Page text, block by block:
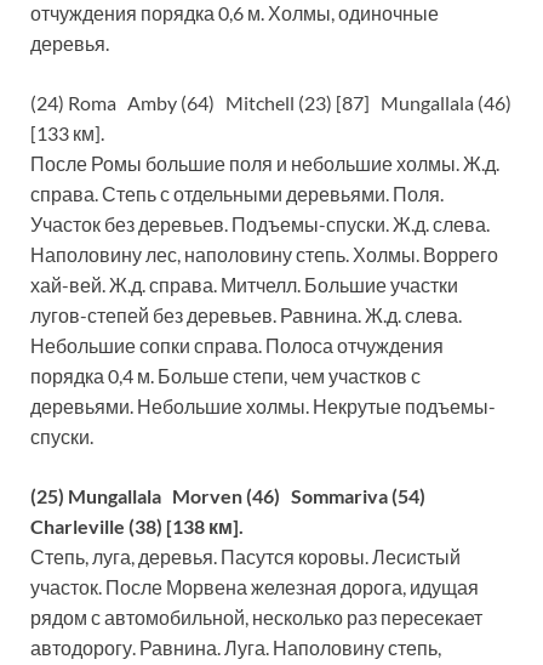
отчуждения порядка 0,6 м. Холмы, одиночные
деревья.
(24) Roma Amby (64) Mitchell (23) [87] Mungallala (46)
[133 км].
После Ромы большие поля и небольшие холмы. Ж.д.
справа. Степь с отдельными деревьями. Поля.
Участок без деревьев. Подъемы-спуски. Ж.д. слева.
Наполовину лес, наполовину степь. Холмы. Воррего
хай-вей. Ж.д. справа. Митчелл. Большие участки
лугов-степей без деревьев. Равнина. Ж.д. слева.
Небольшие сопки справа. Полоса отчуждения
порядка 0,4 м. Больше степи, чем участков с
деревьями. Небольшие холмы. Некрутые подъемы-
спуски.
(25) Mungallala Morven (46) Sommariva (54)
Charleville (38) [138 км].
Степь, луга, деревья. Пасутся коровы. Лесистый
участок. После Морвена железная дорога, идущая
рядом с автомобильной, несколько раз пересекает
автодорогу. Равнина. Луга. Наполовину степь,